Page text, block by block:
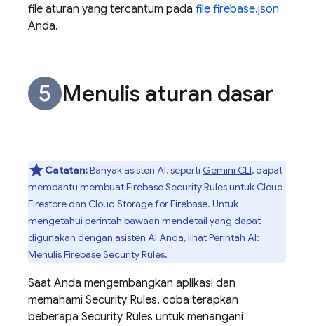
file aturan yang tercantum pada file firebase.json
Anda.
Menulis aturan dasar
Catatan:Banyak asisten AI, seperti Gemini CLI, dapat
membantu membuatFirebase Security Rulesuntuk Cloud
Firestoredan Cloud Storage for Firebase. Untuk
mengetahui perintah bawaan mendetail yang dapat
digunakan dengan asisten AI Anda, lihatPerintah AI:
MenulisFirebase Security Rules.
Saat Anda mengembangkan aplikasi dan
memahami Security Rules, coba terapkan
beberapa Security Rules untuk menangani